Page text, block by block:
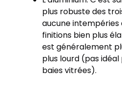
plus robuste des
aucune
finitions bien plus
est généralement
plus lourd (pas
baies vitrées).